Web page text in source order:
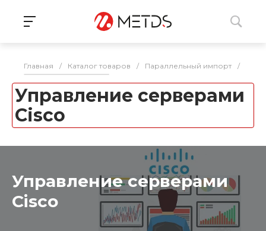
Главная / Каталог товаров / Параллельный импорт /
Управление серверами
Cisco
Управление серверами
Cisco